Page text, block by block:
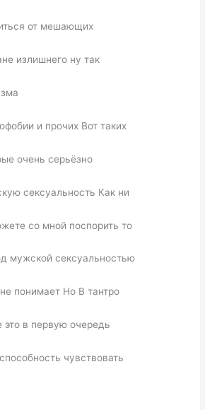
от мешающих
излишнего ну так
и прочих Вот таких
очень серьёзно
сексуальность Как ни
со мной поспорить то
мужской сексуальностью
понимает Но В тантро
это в первую очередь
чувствовать